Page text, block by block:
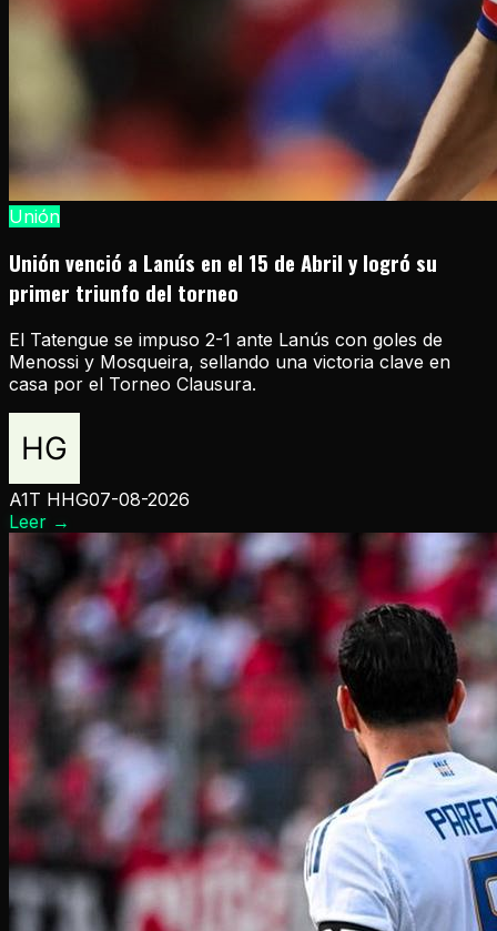
Unión
Unión venció a Lanús en el 15 de Abril y logró su
primer triunfo del torneo
El Tatengue se impuso 2-1 ante Lanús con goles de
Menossi y Mosqueira, sellando una victoria clave en
casa por el Torneo Clausura.
A1T HHG07-08-2026
Leer →